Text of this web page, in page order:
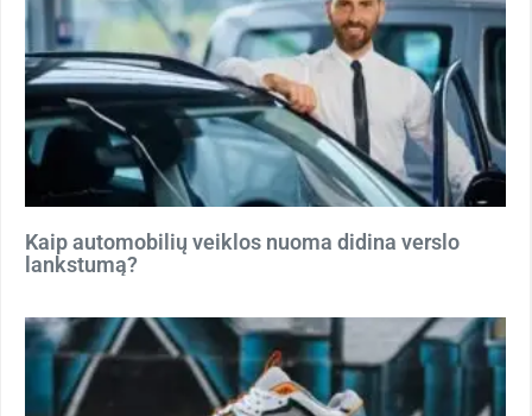
Kaip automobilių veiklos nuoma didina verslo
lankstumą?